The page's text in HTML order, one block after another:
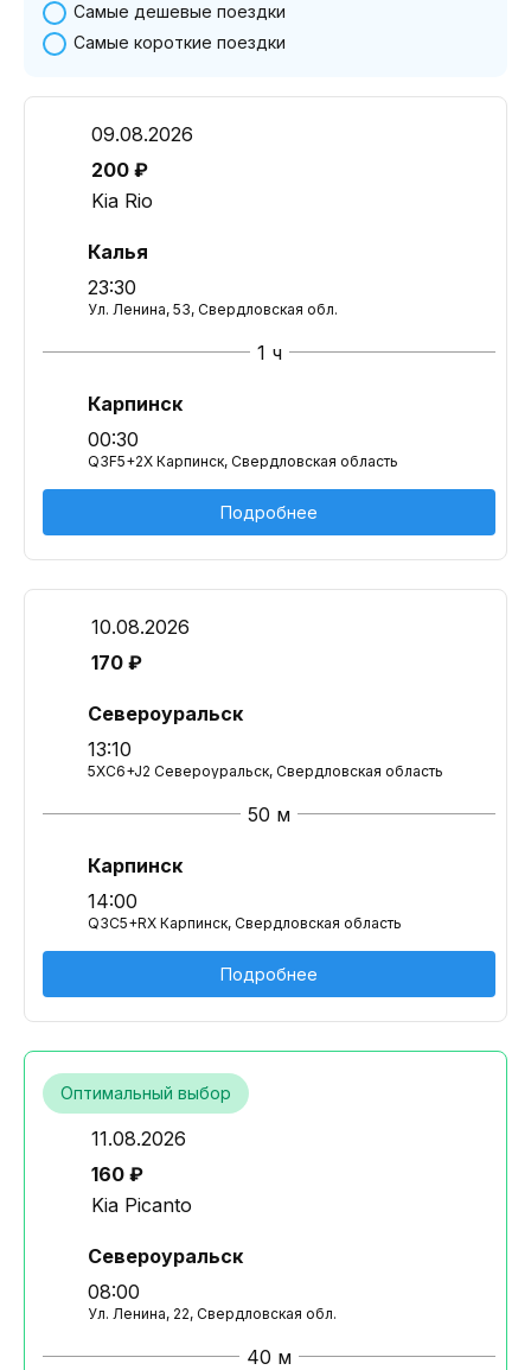
Самые дешевые поездки
Самые короткие поездки
09.08.2026
200 ₽
Kia Rio
Калья
23:30
Ул. Ленина, 53, Свердловская обл.
1 ч
Карпинск
00:30
Q3F5+2X Карпинск, Свердловская область
Подробнее
10.08.2026
170 ₽
Североуральск
13:10
5XC6+J2 Североуральск, Свердловская область
50 м
Карпинск
14:00
Q3C5+RX Карпинск, Свердловская область
Подробнее
Оптимальный выбор
11.08.2026
160 ₽
Kia Picanto
Североуральск
08:00
Ул. Ленина, 22, Свердловская обл.
40 м